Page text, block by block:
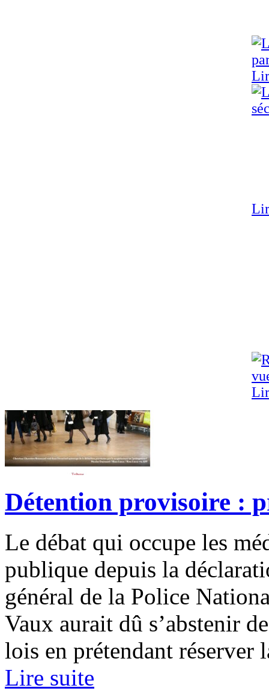
Détention provisoire :
Le débat qui occupe les
publique depuis la
général de la Police
Vaux aurait dû s’abstenir
lois en prétendant réserver
Lire suite